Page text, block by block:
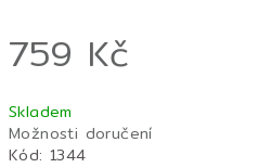
759 Kč
cena:
Skladem
Možnosti doručení
Kód: 1344